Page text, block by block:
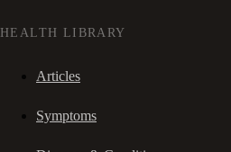
HEALTH LIBRARY
Articles
Symptoms